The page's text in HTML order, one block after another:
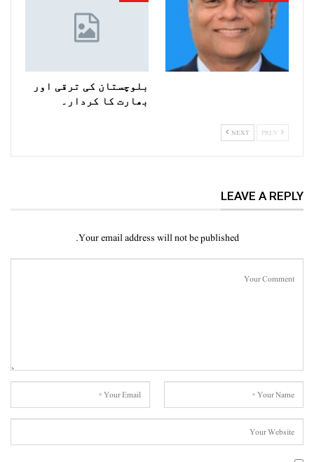
بلوچستان کی ترقی اور
بھارت کا کردار۔
NEXT
LEAVE A REPLY
Your email address will not be published.